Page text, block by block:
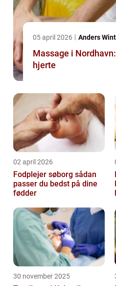
05 april 2026 Anders
Massage i
hjerte
02 april 2026
Fodplejer søborg sådan
passer du bedst på dine
fødder
30 november 2025